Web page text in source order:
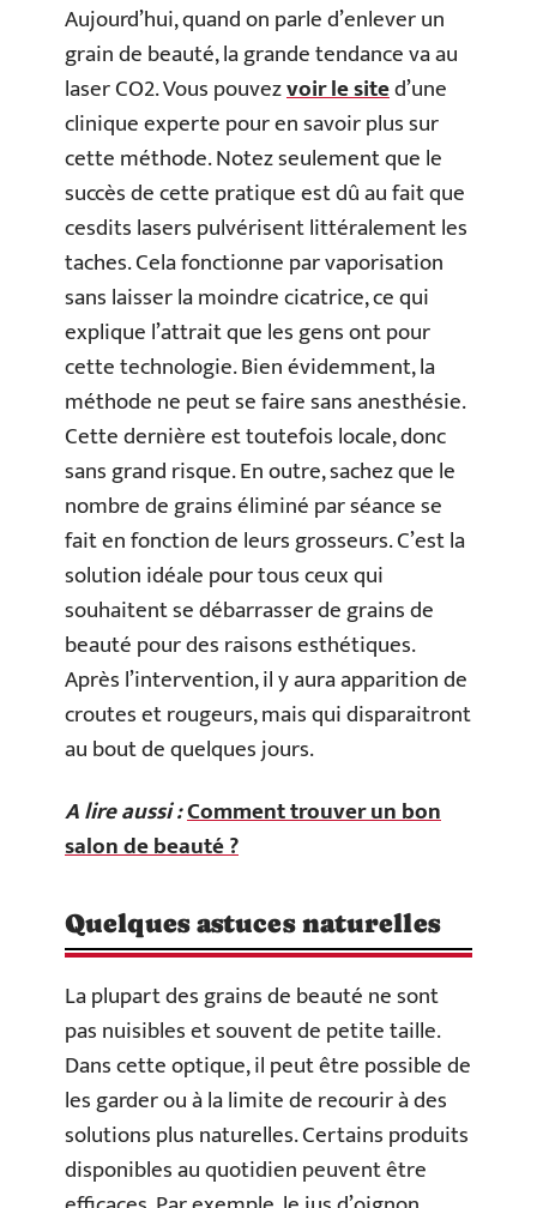
Aujourd’hui, quand on parle d’enlever un
grain de beauté, la grande tendance va au
laser CO2. Vous pouvezvoir le sited’une
clinique experte pour en savoir plus sur
cette méthode. Notez seulement que le
succès de cette pratique est dû au fait que
cesdits lasers pulvérisent littéralement les
taches. Cela fonctionne par vaporisation
sans laisser la moindre cicatrice, ce qui
explique l’attrait que les gens ont pour
cette technologie. Bien évidemment, la
méthode ne peut se faire sans anesthésie.
Cette dernière est toutefois locale, donc
sans grand risque. En outre, sachez que le
nombre de grains éliminé par séance se
fait en fonction de leurs grosseurs. C’est la
solution idéale pour tous ceux qui
souhaitent se débarrasser de grains de
beauté pour des raisons esthétiques.
Après l’intervention, il y aura apparition de
croutes et rougeurs, mais qui disparaitront
au bout de quelques jours.
A lire aussi :Comment trouver un bon
salon de beauté ?
Quelques astuces naturelles
La plupart des grains de beauté ne sont
pas nuisibles et souvent de petite taille.
Dans cette optique, il peut être possible de
les garder ou à la limite de recourir à des
solutions plus naturelles. Certains produits
disponibles au quotidien peuvent être